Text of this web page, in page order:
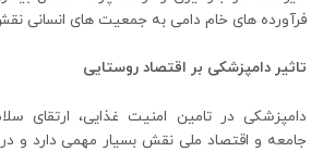
فرآورده های خام دامی به جمعیت های انسانی
تاثیر دامپزشکی بر اقتصاد روستایی
دامپزشکی در تامین امنیت غذایی، ارتقای
جامعه و اقتصاد ملی نقش بسیار مهمی دارد و